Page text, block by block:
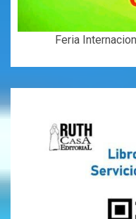
Feria